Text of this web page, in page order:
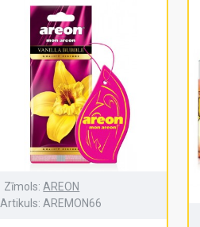
Zīmols: AREON
Artikuls: AREMON66